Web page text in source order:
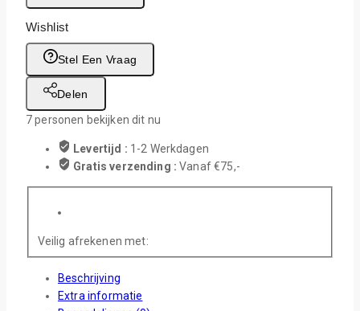
Wishlist
Stel Een Vraag
Delen
7personen bekijken dit nu
Levertijd : 1-2 Werkdagen
Gratis verzending :Vanaf €75,-
Veilig afrekenen met:
Beschrijving
Extra informatie